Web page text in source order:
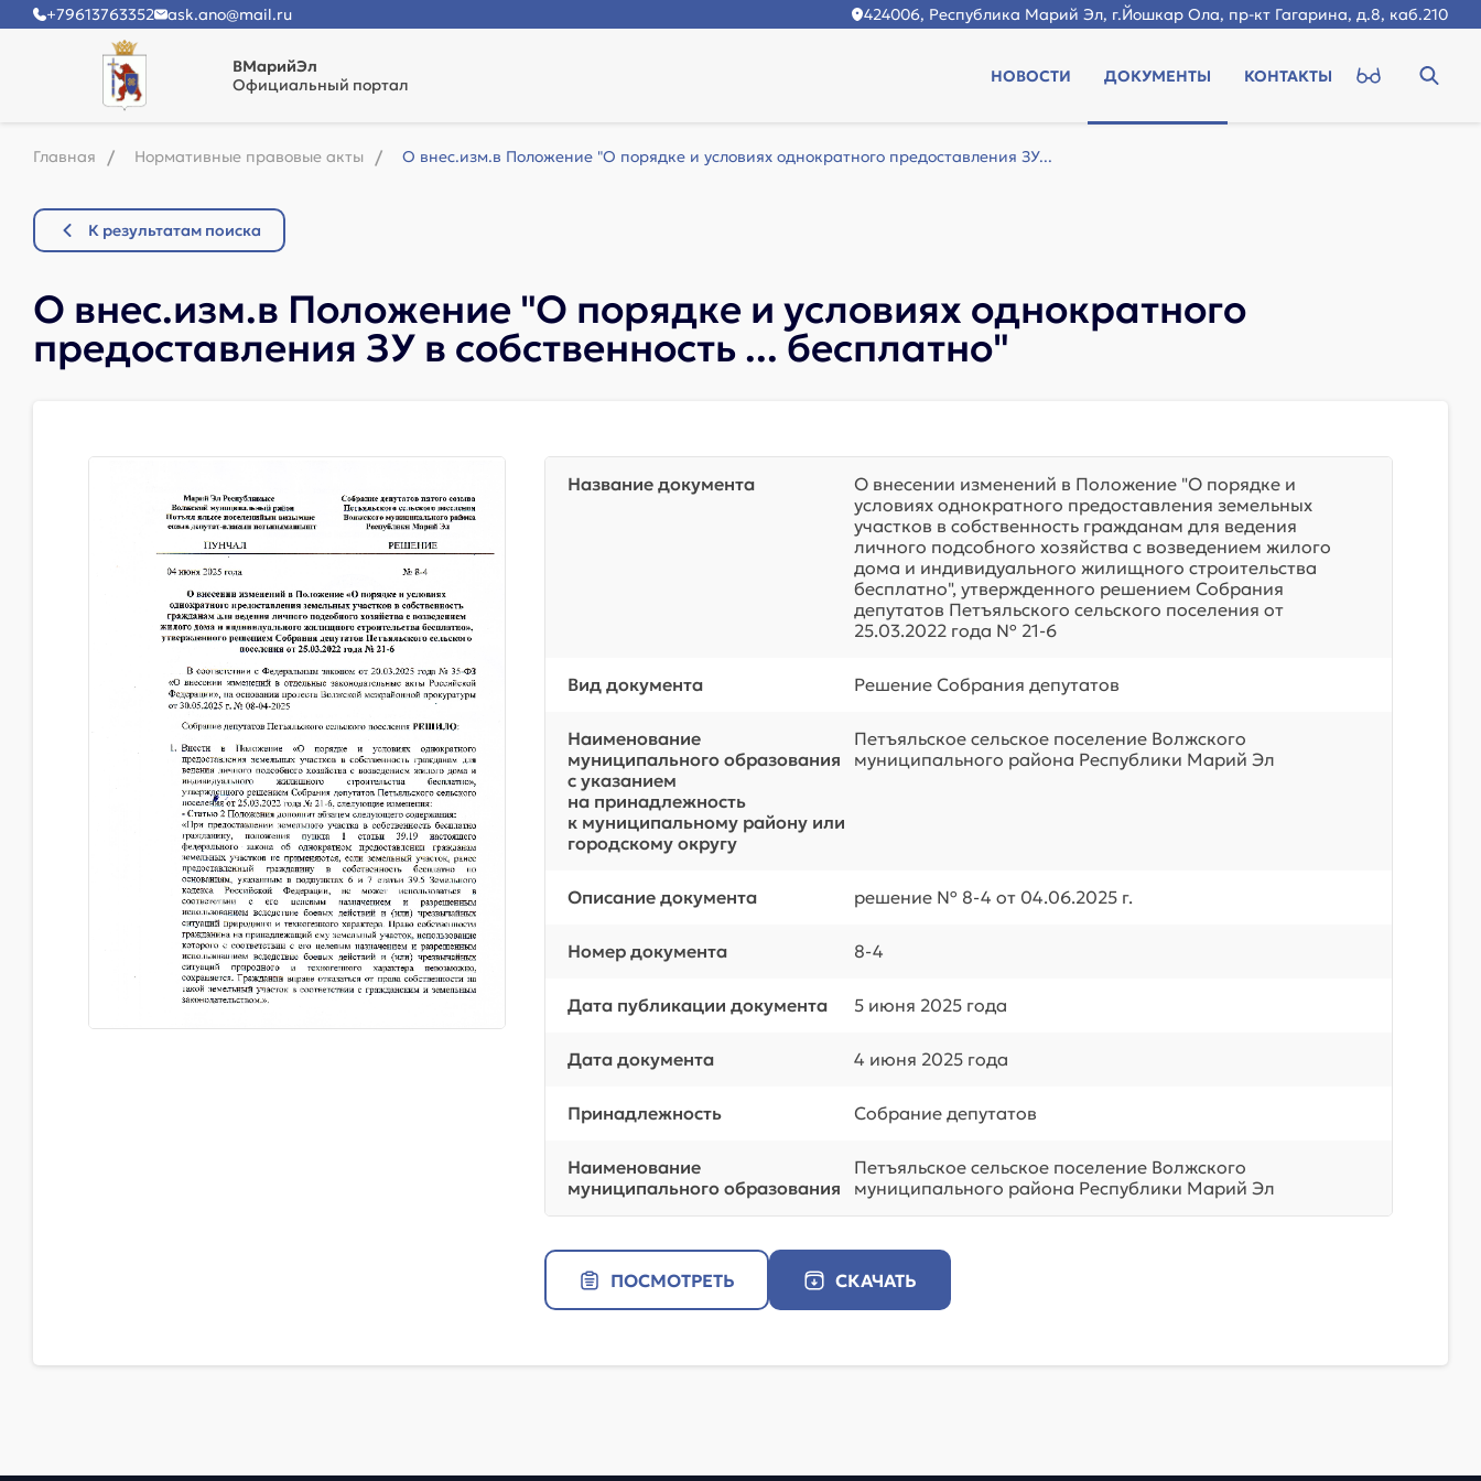
+79613763352 ask.ano@mail.ru 424006, Республика Марий Эл, г.Йошкар Ола, пр-кт Гагарина, д.8, каб.210
ВМарийЭл
Официальный портал
НОВОСТИ ДОКУМЕНТЫ КОНТАКТЫ
Главная Нормативные правовые акты О внес.изм.в Положение "О порядке и условиях однократного предоставления ЗУ...
К результатам поиска
О внес.изм.в Положение "О порядке и условиях однократного
предоставления ЗУ в собственность ... бесплатно"
Название документа
О внесении изменений в Положение "О порядке и
условиях однократного предоставления земельных
участков в собственность гражданам для ведения
личного подсобного хозяйства с возведением жилого
дома и индивидуального жилищного строительства
бесплатно", утвержденного решением Собрания
депутатов Петъяльского сельского поселения от
25.03.2022 года № 21-6
Вид документа Решение Собрания депутатов
Наименование
муниципального образования
с указанием
на принадлежность
к муниципальному району или
городскому округу
Петъяльское сельское поселение Волжского
муниципального района Республики Марий Эл
Описание документа решение № 8-4 от 04.06.2025 г.
Номер документа 8-4
Дата публикации документа 5 июня 2025 года
Дата документа 4 июня 2025 года
Принадлежность Собрание депутатов
Наименование
муниципального образования
Петъяльское сельское поселение Волжского
муниципального района Республики Марий Эл
ПОСМОТРЕТЬ СКАЧАТЬ